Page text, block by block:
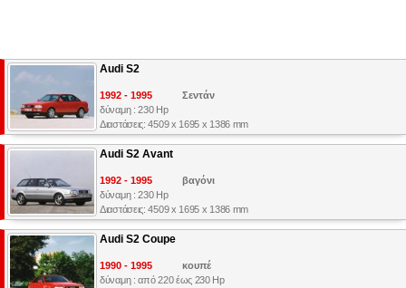
Audi S2
1992 - 1995
Σεντάν
δύναμη : 230 Hp
Διαστάσεις: 4509 x 1695 x 1386 mm
Audi S2 Avant
1992 - 1995
βαγόνι
δύναμη : 230 Hp
Διαστάσεις: 4509 x 1695 x 1386 mm
Audi S2 Coupe
1990 - 1995
κουπέ
δύναμη : από 220 έως 230 Hp